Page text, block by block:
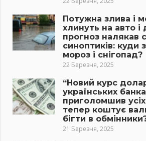
Потужна злива і
хлинуть на авто і
прогноз налякав
синоптиків: куди
мороз і снігопад?
22 Березня, 2025
“Новий курс
українських
приголомшив
тепер коштує
бігти в
21 Березня, 2025